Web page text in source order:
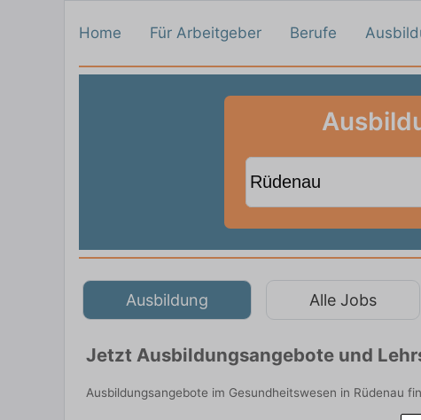
Home Für Arbeitgeber Berufe
Ausbildung Alle Jobs
Jetzt Ausbildungsangebote und
Ausbildungsangebote im Gesundheitswesen in Rüdenau